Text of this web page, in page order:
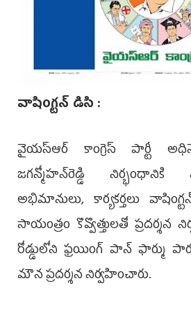
వాషింగ్టన్ డిసి‌ :
వైయస్‌ఆర్ కాంగ్రె‌స్ పార్టీ
జగన్మోహన్‌రెడ్డి
అభిమానులు, కార్యకర్తలు
సాయంత్ర‌ం కొవ్వొత్తులతో ప్రదర్శన
రోడ్డులోని ఫ్రయింగ్‌ పాన్ ఫా‌ర్ము
మౌన ప్రదర్శన నిర్వహించారు.